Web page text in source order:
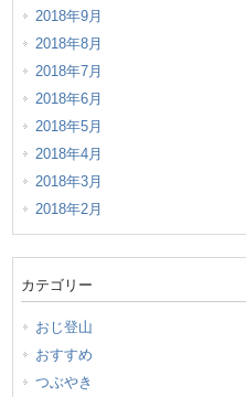
2018年9月
2018年8月
2018年7月
2018年6月
2018年5月
2018年4月
2018年3月
2018年2月
カテゴリー
おじ登山
おすすめ
つぶやき